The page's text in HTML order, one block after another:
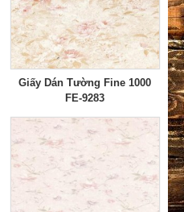
Giấy Dán Tường Fine 1000
FE-9283